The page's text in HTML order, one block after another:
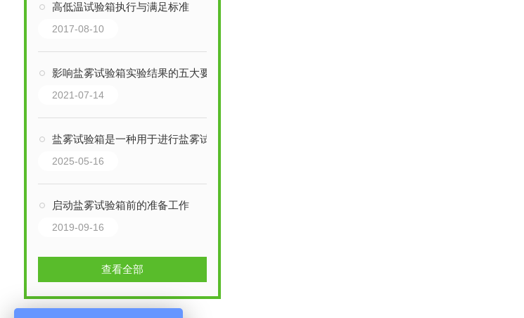
高低温试验箱执行与满足标准
2017-08-10
影响盐雾试验箱实验结果的五大要素
2021-07-14
盐雾试验箱是一种用于进行盐雾试验的设备
2025-05-16
启动盐雾试验箱前的准备工作
2019-09-16
查看全部